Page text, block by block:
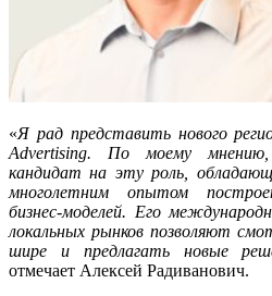
«Я рад представить нового
Advertising. По моему
кандидат на эту роль,
многолетним опытом
бизнес-моделей. Его
локальных рынков позволяют
шире и предлагать новые
отмечает Алексей Радиванович.